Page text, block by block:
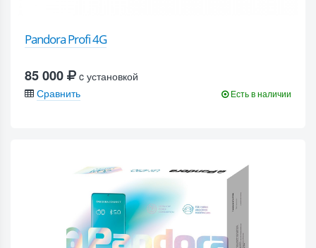
Pandora Profi 4G
85 000
c установкой
Сравнить
Есть в наличии